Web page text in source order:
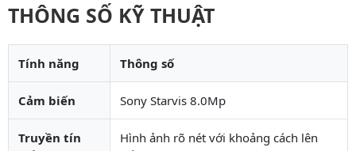
THÔNG SỐ KỸ THUẬT
Tính năng Thông số
Cảm biến Sony Starvis 8.0Mp
Truyền tín
Hình ảnh rõ nét với khoảng cách lên